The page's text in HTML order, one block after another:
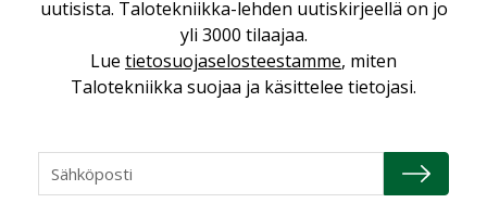
Consti
uutisista. Talotekniikka-lehden uutiskirjeellä on jo
yli 3000 tilaajaa.
Lue tietosuojaselosteestamme, miten
Talotekniikka suojaa ja käsittelee tietojasi.